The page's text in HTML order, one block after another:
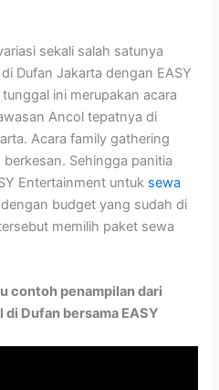
sekali salah satunya
Dufan Jakarta dengan EASY
ini merupakan acara
Ancol tepatnya di
Acara family gathering
Sehingga panitia
Entertainment untuk sewa
budget yang sudah di
memilih paket sewa
contoh penampilan dari
Dufan bersama EASY